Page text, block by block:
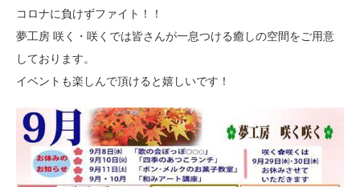
コロナに負けずファイト！！
夢工房 咲く・咲くでは皆さんが一息つける癒しの空間をご用意
しております。
イベントも楽しんで頂けると嬉しいです！